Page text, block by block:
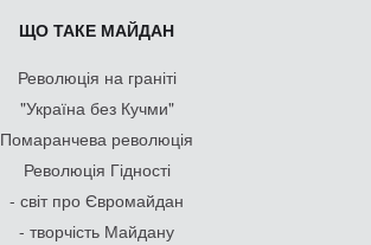
ЩО ТАКЕ МАЙДАН
Революція на граніті
"Україна без Кучми"
Помаранчева революція
Революція Гідності
- світ про Євромайдан
- творчість Майдану